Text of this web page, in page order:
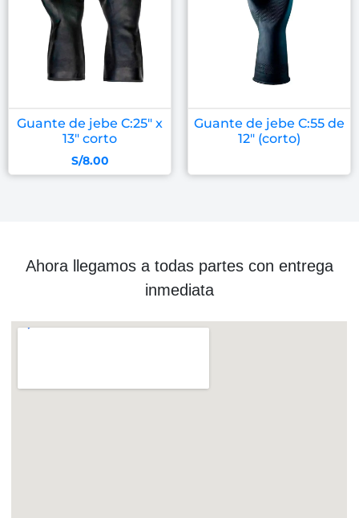
Guante de jebe C:25″ x
13″ corto
S/8.00
Guante de jebe C:55 de
12″ (corto)
Ahora llegamos a todas partes con entrega
inmediata